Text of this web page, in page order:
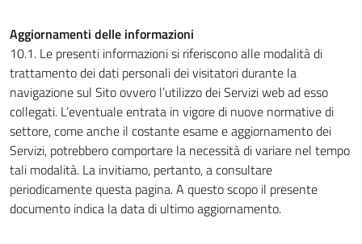
Aggiornamenti delle informazioni
10.1. Le presenti informazioni si riferiscono alle modalità di
trattamento dei dati personali dei visitatori durante la
navigazione sul Sito ovvero l’utilizzo dei Servizi web ad esso
collegati. L’eventuale entrata in vigore di nuove normative di
settore, come anche il costante esame e aggiornamento dei
Servizi, potrebbero comportare la necessità di variare nel tempo
tali modalità. La invitiamo, pertanto, a consultare
periodicamente questa pagina. A questo scopo il presente
documento indica la data di ultimo aggiornamento.